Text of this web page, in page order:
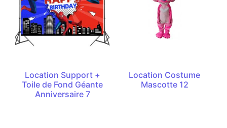
Location Support +
Toile de Fond Géante
Anniversaire 7
Location Costume
Mascotte 12